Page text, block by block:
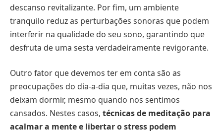
descanso revitalizante. Por fim, um ambiente
tranquilo reduz as perturbações sonoras que podem
interferir na qualidade do seu sono, garantindo que
desfruta de uma sesta verdadeiramente revigorante.
Outro fator que devemos ter em conta são as
preocupações do dia-a-dia que, muitas vezes, não nos
deixam dormir, mesmo quando nos sentimos
cansados. Nestes casos, técnicas de meditação para
acalmar a mente e libertar o stress podem